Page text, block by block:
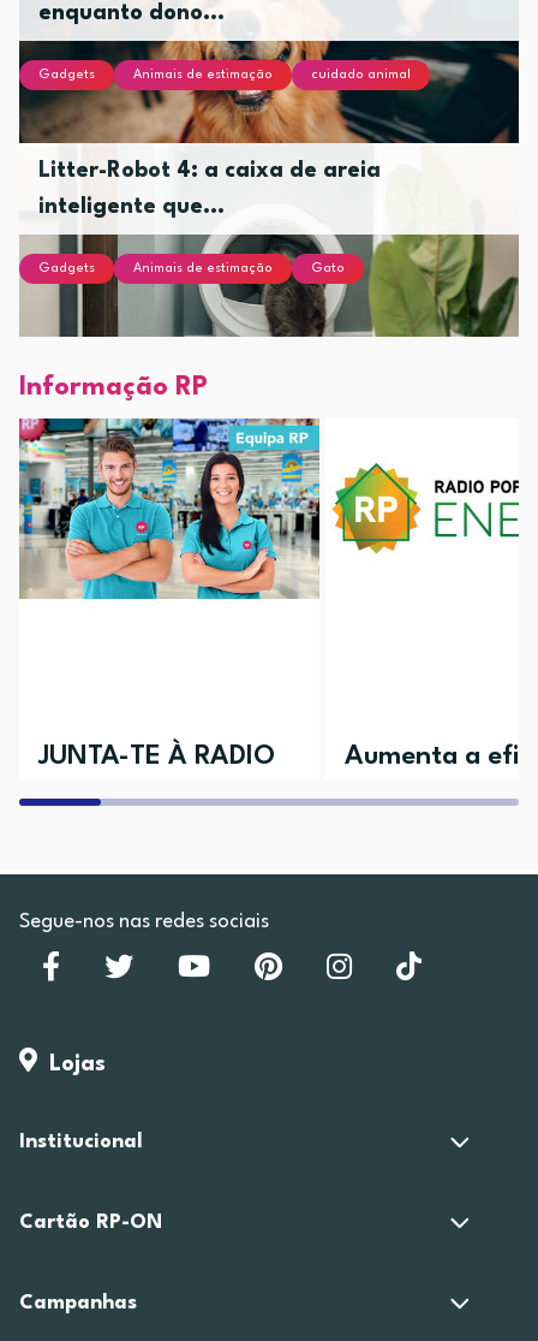
enquanto dono...
Gadgets Animais de estimação cuidado animal
Litter-Robot 4: a caixa de areia
inteligente que...
Gadgets Animais de estimação Gato
Informação RP
JUNTA-TE À RADIO
POPULAR
Aumenta a
da tua casa
Segue-nos nas redes sociais
Lojas
Institucional
Cartão RP-ON
Campanhas